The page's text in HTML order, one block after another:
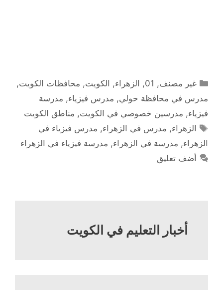
التصنيفات
غير مصنف,
01
, الزهراء, الكويت, محافظات الكويت,
مدرس في محافظة حولي, مدرس فيزياء, مدرسة
فيزياء, مدرسين خصوصي في الكويت, مناطق الكويت
الوسوم
الزهراء, مدرس في الزهراء, مدرس فيزياء في
الزهراء, مدرسة في الزهراء, مدرسة فيزياء في الزهراء
أضف تعليق
أخبار التعليم في الكويت